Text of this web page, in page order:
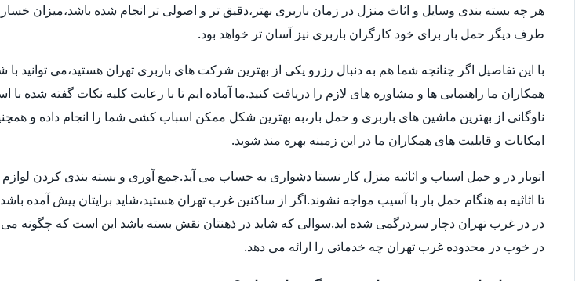
هر چه بسته بندی وسایل و اثاث منزل در زمان باربری بهتر،دقیق تر و اصولی تر انجام شده باشد،میزان
طرف دیگر حمل بار برای خود کارگران باربری نیز آسان تر خواهد بود.
با این تفاصیل اگر چنانچه شما هم به دنبال رزرو یکی از بهترین شرکت های باربری تهران هستید،می توانید
همکاران ما راهنمایی ها و مشاوره های لازم را دریافت کنید.ما آماده ایم تا با رعایت کلیه نکات گفته شده
امکانات و قابلیت های همکاران ما در این زمینه بهره مند شوید.
اتوبار در و حمل اسباب و اثاثیه منزل کار نسبتا دشواری به حساب می آید.جمع آوری و بسته بندی کردن
تا اثاثیه به هنگام حمل بار با آسیب مواجه نشوند.اگر از ساکنین غرب تهران هستید،شاید برایتان پیش آمده
در در غرب تهران دچار سردرگمی شده اید.سوالی که شاید در ذهنتان نقش بسته باشد این است که چگونه می
در خوب در محدوده غرب تهران چه خدماتی را ارائه می دهد.